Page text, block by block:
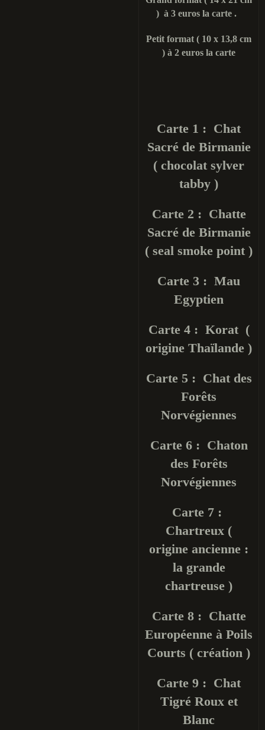
) à 3 euros la carte .
Petit format ( 10 x 13,8 cm
) à 2 euros la carte
Carte 1 : Chat
Sacré de Birmanie
( chocolat sylver
tabby )
Carte 2 : Chatte
Sacré de Birmanie
( seal smoke point )
Carte 3 : Mau
Egyptien
Carte 4 : Korat (
origine Thaïlande )
Carte 5 : Chat des
Forêts
Norvégiennes
Carte 6 : Chaton
des Forêts
Norvégiennes
Carte 7 :
Chartreux (
origine ancienne :
la grande
chartreuse )
Carte 8 : Chatte
Européenne à Poils
Courts ( création )
Carte 9 : Chat
Tigré Roux et
Blanc